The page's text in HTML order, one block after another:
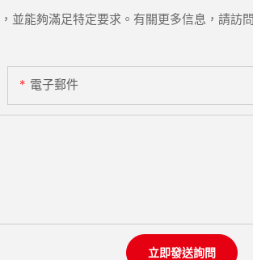
並能夠滿足特定要求。有關更多信息，請訪
電子郵件
立即發送詢問